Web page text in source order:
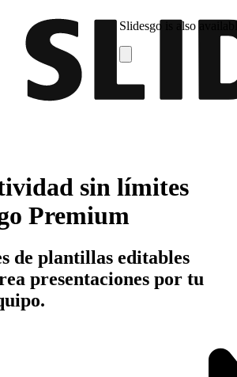
Slidesgo is also
sin límites
Premium
de plantillas editables
presentaciones por tu